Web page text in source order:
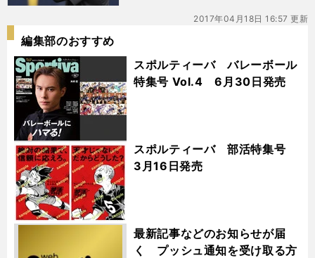
バ
2017年04月18日 16:57 更新
編集部のおすすめ
スポルティーバ バレーボール
特集号 Vol.4 6月30日発売
スポルティーバ 部活特集号
3月16日発売
最新記事などのお知らせが届
く プッシュ通知を受け取る方